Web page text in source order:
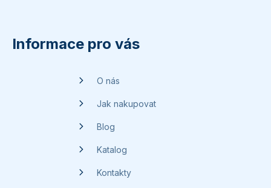
Informace pro vás
O nás
Jak nakupovat
Blog
Katalog
Kontakty